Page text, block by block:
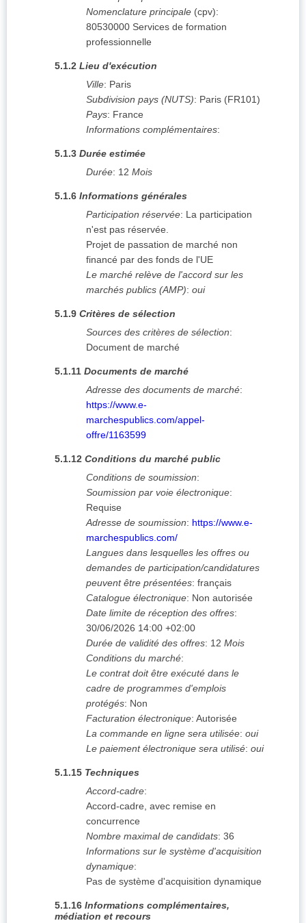
Nomenclature principale (cpv):
80530000 Services de formation
professionnelle
5.1.2 Lieu d'exécution
Ville: Paris
Subdivision pays (NUTS): Paris (FR101)
Pays: France
Informations complémentaires:
5.1.3 Durée estimée
Durée: 12 Mois
5.1.6 Informations générales
Participation réservée: La participation
n'est pas réservée.
Projet de passation de marché non
financé par des fonds de l'UE
Le marché relève de l'accord sur les
marchés publics (AMP): oui
5.1.9 Critères de sélection
Sources des critères de sélection:
Document de marché
5.1.11 Documents de marché
Adresse des documents de marché:
https://www.e-
marchespublics.com/appel-
offre/1163599
5.1.12 Conditions du marché public
Conditions de soumission:
Soumission par voie électronique:
Requise
Adresse de soumission: https://www.e-
marchespublics.com/
Langues dans lesquelles les offres ou
demandes de participation/candidatures
peuvent être présentées: français
Catalogue électronique: Non autorisée
Date limite de réception des offres:
30/06/2026 14:00 +02:00
Durée de validité des offres: 12 Mois
Conditions du marché:
Le contrat doit être exécuté dans le
cadre de programmes d'emplois
protégés: Non
Facturation électronique: Autorisée
La commande en ligne sera utilisée: oui
Le paiement électronique sera utilisé: oui
5.1.15 Techniques
Accord-cadre:
Accord-cadre, avec remise en
concurrence
Nombre maximal de candidats: 36
Informations sur le système d'acquisition
dynamique:
Pas de système d'acquisition dynamique
5.1.16 Informations complémentaires,
médiation et recours